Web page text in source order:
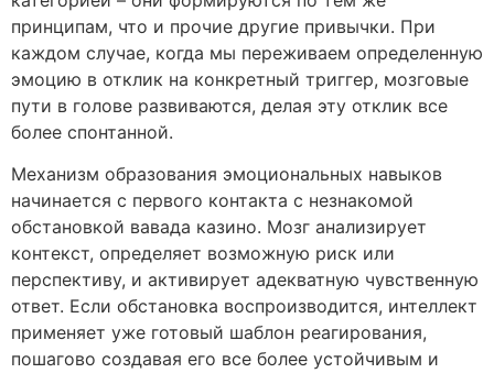
принципам, что и прочие другие привычки. При
каждом случае, когда мы переживаем определенную
эмоцию в отклик на конкретный триггер, мозговые
пути в голове развиваются, делая эту отклик все
более спонтанной.
Механизм образования эмоциональных навыков
начинается с первого контакта с незнакомой
обстановкой вавада казино. Мозг анализирует
контекст, определяет возможную риск или
перспективу, и активирует адекватную чувственную
ответ. Если обстановка воспроизводится, интеллект
применяет уже готовый шаблон реагирования,
пошагово создавая его все более устойчивым и